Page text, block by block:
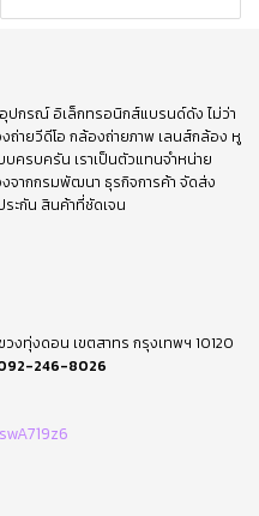
อุปกรณ์ อิเล็กทรอนิกส์แบรนด์ดัง ไม่ว่า
ถ่ายวีดีโอ กล้องถ่ายภาพ เลนส์กล้อง หู
บครบครัน เราเป็นตัวแทนจำหน่าย
จากกรมพัฒนา ธุรกิจการค้า จัดส่ง
ระกัน สินค้าที่ชัดเจน
ทุ่งดอน เขตสาทร กรุงเทพฯ 10120
246-8026